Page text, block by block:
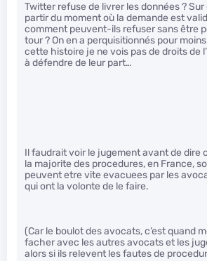
Twitter refuse de livrer les données ? Sur
partir du moment où la demande est
comment peuvent-ils refuser sans être
tour ? On en a perquisitionnés pour
cette histoire je ne vois pas de droits de
à défendre de leur part…
Il faudrait voir le jugement avant de dire
la majorite des procedures, en France,
peuvent etre vite evacuees par les
qui ont la volonte de le faire.
(Car le boulot des avocats, c’est quand
facher avec les autres avocats et les
alors si ils relevent les fautes de